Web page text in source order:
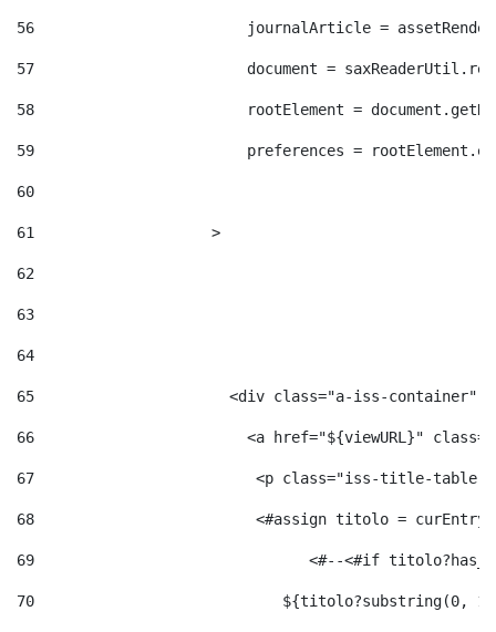
56
journalArticle =
57
document =
58
rootElement =
59
preferences =
60
61
                    >
62
63
64
65
<div class="a-iss-container"
66
<a href="${viewURL}"
67
<p class="iss-title-
68
<#assign titolo =
69
<#--
70
${titolo?substring(0,